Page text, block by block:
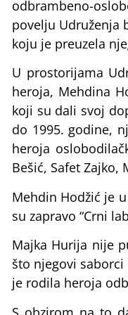
odbrambeno-
povelju Udruženja
koju je preuzela
U prostorijama
heroja, Mehdina
koji su dali svoj
do 1995. godine,
heroja
Bešić, Safet Zajko,
Mehdin Hodžić je
su zapravo “Crni
Majka Hurija nije
što njegovi
je rodila heroja